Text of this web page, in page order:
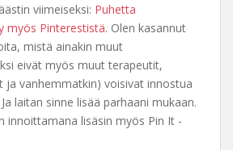
viimeiseksi: Puhetta
myös Pinterestistä. Olen kasannut
mistä ainakin muut
eivät myös muut terapeutit,
ja vanhemmatkin) voisivat innostua
laitan sinne lisää parhaani mukaan.
innoittamana lisäsin myös Pin It -